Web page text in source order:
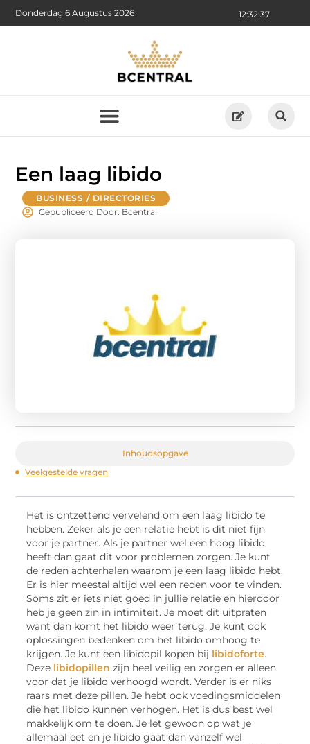
12:32:38
Donderdag 6 Augustus 2026
Een laag libido
BUSINESS / DIRECTORIES
Gepubliceerd Door: Bcentral
Inhoudsopgave
Veelgestelde vragen
Het is ontzettend vervelend om een laag libido te
hebben. Zeker als je een relatie hebt is dit niet fijn
voor je partner. Als je partner wel een hoog libido
heeft dan gaat dit voor problemen zorgen. Je kunt
de reden achterhalen waarom je een laag libido hebt.
Er is hier meestal altijd wel een reden voor te vinden.
Soms zit er iets niet goed in jullie relatie en hierdoor
heb je geen zin in intimiteit. Je moet dit uitpraten
want dan komt het libido weer terug. Je kunt ook
oplossingen bedenken om het libido omhoog te
krijgen. Je kunt een libidopil kopen bij libidoforte.
Deze libidopillen zijn heel veilig en zorgen er alleen
voor dat je libido verhoogd wordt. Verder is er niks
raars met deze pillen. Je hebt ook voedingsmiddelen
die het libido kunnen verhogen. Het is dus best wel
makkelijk om te doen. Je let gewoon op wat je
allemaal eet en je libido gaat dan vanzelf wel